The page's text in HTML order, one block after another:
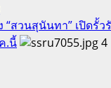
“สวนสุนันทา” เปิดรั้ว
.นี้
4